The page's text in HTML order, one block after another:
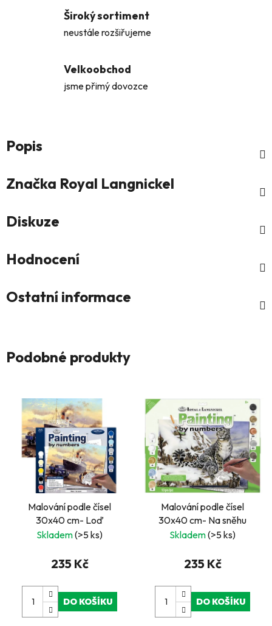
Široký sortiment
neustále rozšiřujeme
Velkoobchod
jsme přimý dovozce
Popis
Značka Royal Langnickel
Diskuze
Hodnocení
Ostatní informace
Podobné produkty
Malování podle čísel
30x40 cm- Loď
Skladem(>5 ks)
235 Kč
DO KOŠÍKU
Malování podle čísel
30x40 cm- Na sněhu
Skladem(>5 ks)
235 Kč
DO KOŠÍKU